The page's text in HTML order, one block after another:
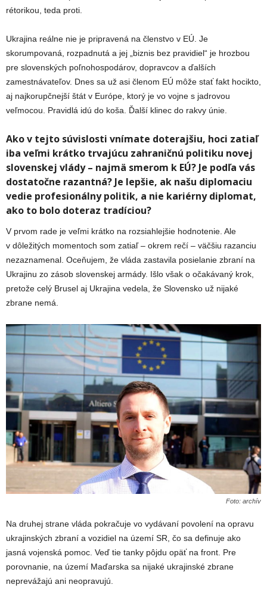
rétorikou, teda proti.
Ukrajina reálne nie je pripravená na členstvo v EÚ. Je
skorumpovaná, rozpadnutá a jej „biznis bez pravidiel“ je hrozbou
pre slovenských poľnohospodárov, dopravcov a ďalších
zamestnávateľov. Dnes sa už asi členom EÚ môže stať fakt hocikto,
aj najkorupčnejší štát v Európe, ktorý je vo vojne s jadrovou
veľmocou. Pravidlá idú do koša. Ďalší klinec do rakvy únie.
Ako v tejto súvislosti vnímate doterajšiu, hoci zatiaľ
iba veľmi krátko trvajúcu zahraničnú politiku novej
slovenskej vlády – najmä smerom k EÚ? Je podľa vás
dostatočne razantná? Je lepšie, ak našu diplomaciu
vedie profesionálny politik, a nie kariérny diplomat,
ako to bolo doteraz tradíciou?
V prvom rade je veľmi krátko na rozsiahlejšie hodnotenie. Ale
v dôležitých momentoch som zatiaľ – okrem rečí – väčšiu razanciu
nezaznamenal. Oceňujem, že vláda zastavila posielanie zbraní na
Ukrajinu zo zásob slovenskej armády. Išlo však o očakávaný krok,
pretože celý Brusel aj Ukrajina vedela, že Slovensko už nijaké
zbrane nemá.
Foto: archív
Na druhej strane vláda pokračuje vo vydávaní povolení na opravu
ukrajinských zbraní a vozidiel na území SR, čo sa definuje ako
jasná vojenská pomoc. Veď tie tanky pôjdu opäť na front. Pre
porovnanie, na území Maďarska sa nijaké ukrajinské zbrane
neprevážajú ani neopravujú.